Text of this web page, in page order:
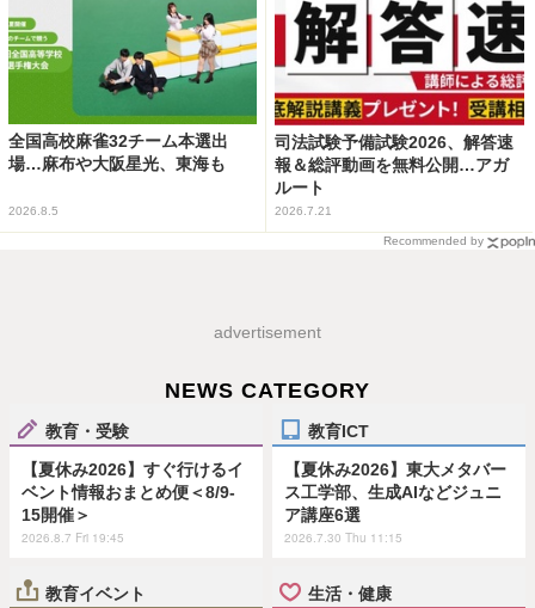
全国高校麻雀32チーム本選出
場…麻布や大阪星光、東海も
2026.8.5
司法試験予備試験2026、解答速
報＆総評動画を無料公開…アガ
ルート
2026.7.21
Recommended by
advertisement
NEWS CATEGORY
教育・受験
【夏休み2026】すぐ行けるイ
ベント情報おまとめ便＜8/9-
15開催＞
2026.8.7 Fri 19:45
教育ICT
【夏休み2026】東大メタバー
ス工学部、生成AIなどジュニ
ア講座6選
2026.7.30 Thu 11:15
教育イベント 生活・健康